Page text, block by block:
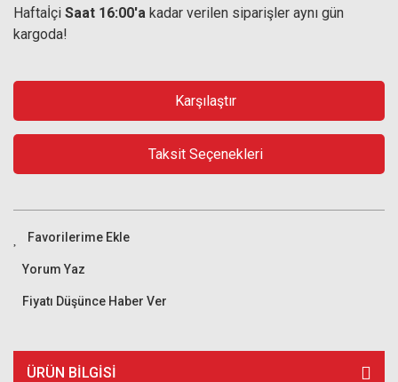
Haftaİçi Saat 16:00'a kadar verilen siparişler aynı gün
kargoda!
Karşılaştır
Taksit Seçenekleri
Yorum Yaz
Fiyatı Düşünce Haber Ver
ÜRÜN BILGISI